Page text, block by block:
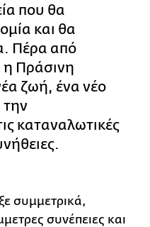
που θα
και θα
Πέρα από
η Πράσινη
ζωή, ένα νέο
την
καταναλωτικές
συμμετρικά,
συνέπειες και